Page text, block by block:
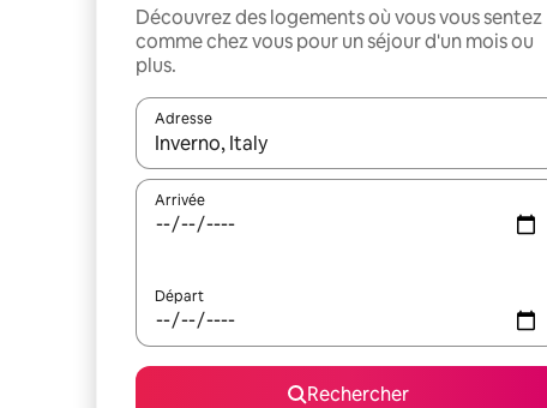
Découvrez des logements où vous vous sentez
comme chez vous pour un séjour d'un mois ou
plus.
Adresse
Lorsque les résultats s'affichent, utilisez les
Arrivée
Départ
Rechercher